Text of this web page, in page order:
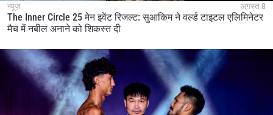
न्यूज़ अगस्त 8
The Inner Circle 25 मेन इवेंट रिजल्ट: सुआकिम ने वर्ल्ड टाइटल एलिमिनेटर
मैच में नबील अनाने को शिकस्त दी